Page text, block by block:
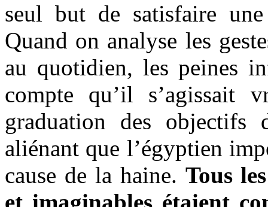
seul but de satisfaire
Quand on analyse les
au quotidien, les peines
compte qu’il s’agissait
graduation des
aliénant que l’égyptien
cause de la haine. Tous